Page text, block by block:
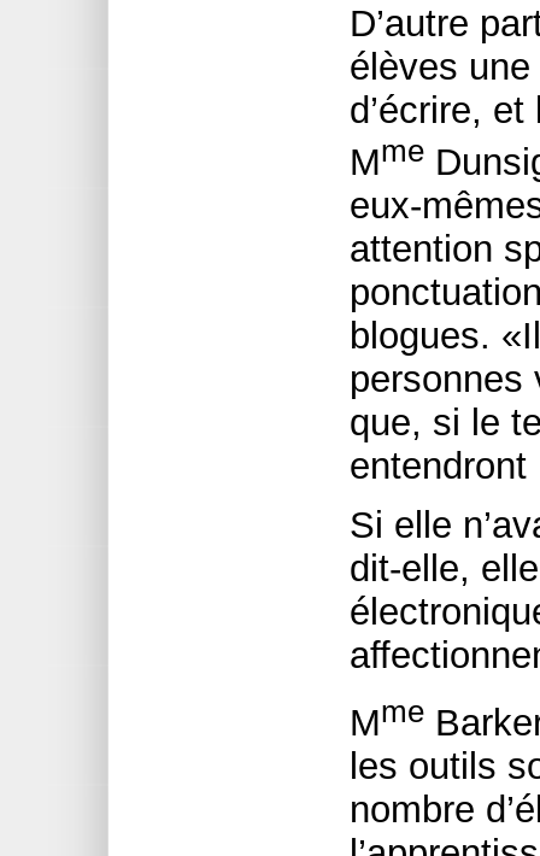
D’autre
élèves
d’écrire,
Mme
eux-
attention
blogues.
personnes
que, si le
entendront
Si elle
dit-elle,
Mme
les outils
nombre